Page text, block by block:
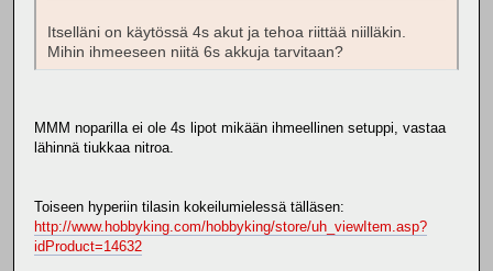
Itselläni on käytössä 4s akut ja tehoa riittää niilläkin.
Mihin ihmeeseen niitä 6s akkuja tarvitaan?
MMM noparilla ei ole 4s lipot mikään ihmeellinen setuppi, vastaa
lähinnä tiukkaa nitroa.
Toiseen hyperiin tilasin kokeilumielessä tälläsen:
http://www.hobbyking.com/hobbyking/store/uh_viewItem.asp?
idProduct=14632